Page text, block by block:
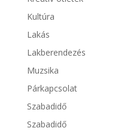
Kultúra
Lakás
Lakberendezés
Muzsika
Párkapcsolat
Szabadidő
Szabadidő